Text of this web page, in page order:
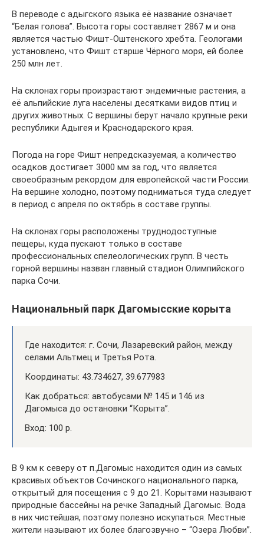
В переводе с адыгского языка её название означает
“Белая голова”. Высота горы составляет 2867 м и она
является частью Фишт-Оштенского хребта. Геологами
установлено, что Фишт старше Чёрного моря, ей более
250 млн лет.
На склонах горы произрастают эндемичные растения, а
её альпийские луга населены десятками видов птиц и
других животных. С вершины берут начало крупные реки
республики Адыгея и Краснодарского края.
Погода на горе Фишт непредсказуемая, а количество
осадков достигает 3000 мм за год, что является
своеобразным рекордом для европейской части России.
На вершине холодно, поэтому подниматься туда следует
в период с апреля по октябрь в составе группы.
На склонах горы расположены труднодоступные
пещеры, куда пускают только в составе
профессиональных спелеологических групп. В честь
горной вершины назван главный стадион Олимпийского
парка Сочи.
Национальный парк Дагомысские корыта
Где находится: г. Сочи, Лазаревский район, между
селами Альтмец и Третья Рота.
Координаты: 43.734627, 39.677983
Как добраться: автобусами № 145 и 146 из
Дагомыса до остановки “Корыта”.
Вход: 100 р.
В 9 км к северу от п.Дагомыс находится один из самых
красивых объектов Сочинского национального парка,
открытый для посещения с 9 до 21. Корытами называют
природные бассейны на речке Западный Дагомыс. Вода
в них чистейшая, поэтому полезно искупаться. Местные
жители называют их более благозвучно – “Озера Любви”.